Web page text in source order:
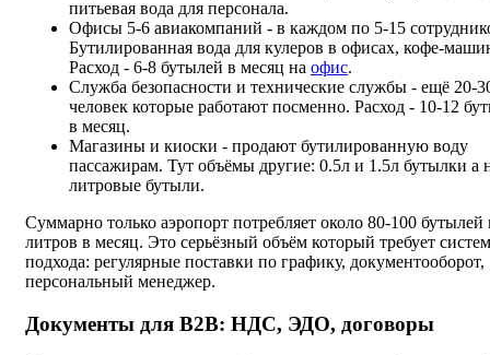
питьевая вода для персонала.
Офисы 5-6 авиакомпаний - в каждом по 5-15
Бутилированная вода для кулеров в офисах, кофе-
Расход - 6-8 бутылей в месяц на офис.
Служба безопасности и технические службы - ещё 20-
человек которые работают посменно. Расход - 10-12
в месяц.
Магазины и киоски - продают бутилированную воду
пассажирам. Тут объёмы другие: 0.5л и 1.5л бутылки а
литровые бутыли.
Суммарно только аэропорт потребляет около 80-100 бутылей
литров в месяц. Это серьёзный объём который требует
подхода: регулярные поставки по графику, документооборот,
персональный менеджер.
Документы для B2B: НДС, ЭДО, договоры